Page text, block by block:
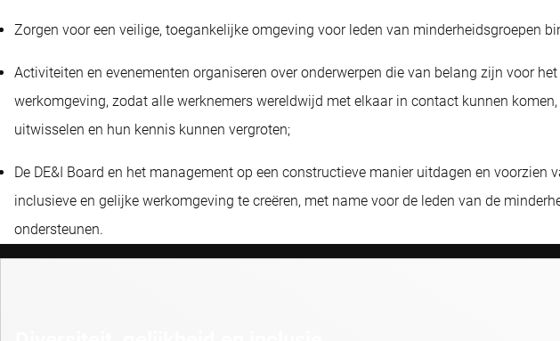
Zorgen voor een veilige, toegankelijke omgeving voor leden van minderheidsgroepen
Activiteiten en evenementen organiseren over onderwerpen die van belang zijn voor
werkomgeving, zodat alle werknemers wereldwijd met elkaar in contact kunnen
uitwisselen en hun kennis kunnen vergroten;
De DE&I Board en het management op een constructieve manier uitdagen en voorzien
inclusieve en gelijke werkomgeving te creëren, met name voor de leden van de
ondersteunen.